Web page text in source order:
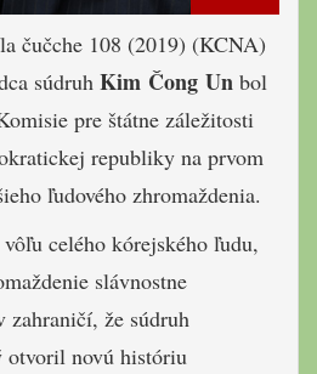
čučche 108 (2019) (KCNA)
súdruh Kim Čong Un bol
pre štátne záležitosti
republiky na prvom
ľudového zhromaždenia.
celého kórejského ľudu,
slávnostne
zahraničí, že súdruh
otvoril novú históriu